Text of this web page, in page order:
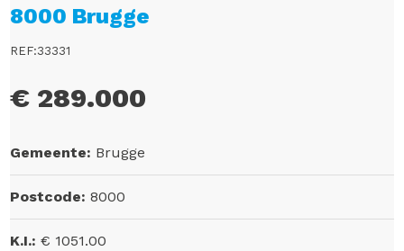
8000 Brugge
REF:33331
€ 289.000
Gemeente: Brugge
Postcode:8000
K.I.:€ 1051.00